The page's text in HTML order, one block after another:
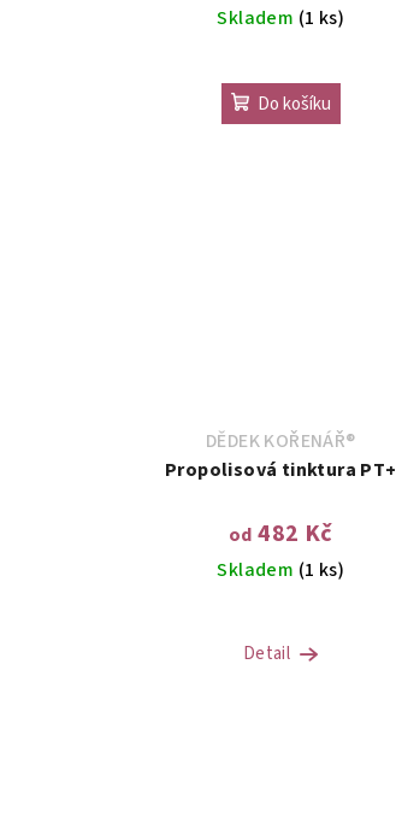
cena:
Skladem (1 ks)
Do košíku
DĚDEK KOŘENÁŘ®
Propolisová tinktura PT+
od 482 Kč
Skladem (1 ks)
Detail